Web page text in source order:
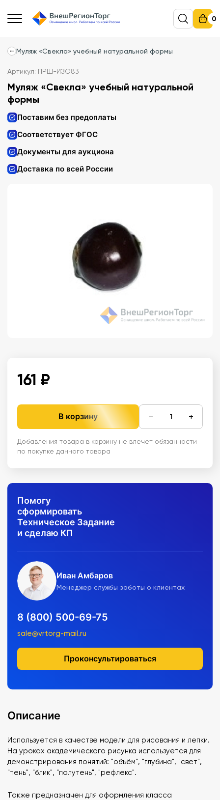
0
Муляж «Свекла» учебный натуральной формы
Артикул: ПРШ-ИЗО83
Муляж «Свекла» учебный натуральной
формы
Поставим без предоплаты
Соответствует ФГОС
Документы для аукциона
Доставка по всей России
161 ₽
В корзину − +
Добавления товара в корзину не влечет обязанности
по покупке данного товара
Помогу
сформировать
Техническое Задание
и сделаю КП
Иван Амбаров
Менеджер службы заботы о клиентах
8 (800) 500-69-75
sale@vrtorg-mail.ru
Проконсультироваться
Описание
Используется в качестве модели для рисования и лепки.
На уроках академического рисунка используется для
демонстрирования понятий: "объём", "глубина", "свет",
"тень", "блик", "полутень", "рефлекс".
Также предназначен для оформления класса